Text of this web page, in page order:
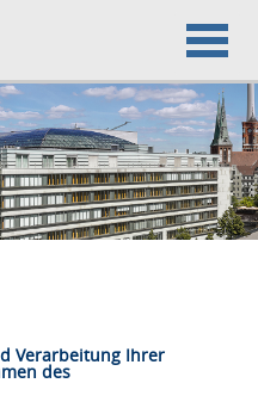
Verarbeitung Ihrer
des